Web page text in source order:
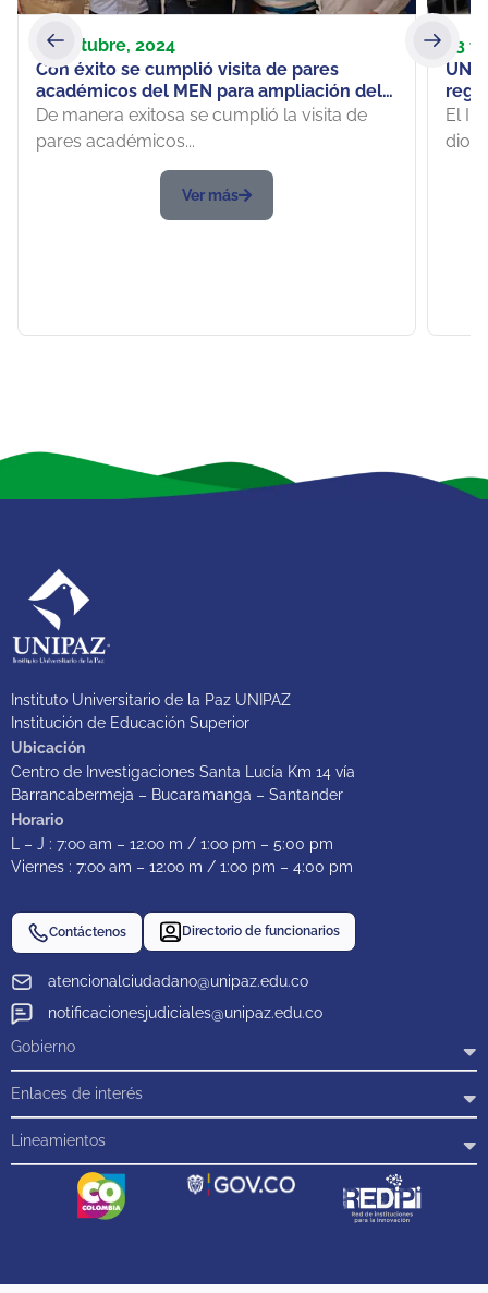
18 octubre, 2024
Con éxito se cumplió visita de pares
académicos del MEN para ampliación del
lugar de Desarrollo
De manera exitosa se cumplió la visita de
pares académicos...
Ver más
23
El
dio
Instituto Universitario de la Paz UNIPAZ
Institución de Educación Superior
Ubicación
Centro de Investigaciones Santa Lucía Km 14 vía
Barrancabermeja – Bucaramanga – Santander
Horario
L – J : 7:oo am – 12:oo m / 1:oo pm – 5:00 pm
Viernes : 7:oo am – 12:oo m / 1:oo pm – 4:00 pm
atencionalciudadano@unipaz.edu.co
notificacionesjudiciales@unipaz.edu.co
Contáctenos Directorio de funcionarios
Gobierno
Enlaces de interés
Lineamientos